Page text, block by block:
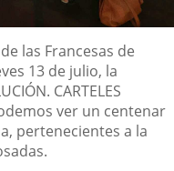
las Francesas de
13 de julio, la
CARTELES
ver un centenar
pertenecientes a la